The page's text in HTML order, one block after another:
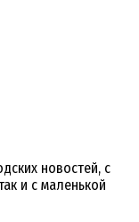
новостей, с
и с маленькой